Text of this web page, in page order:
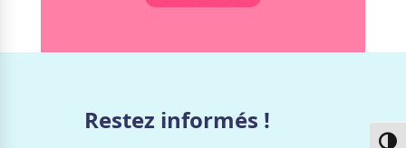
Restez informés !